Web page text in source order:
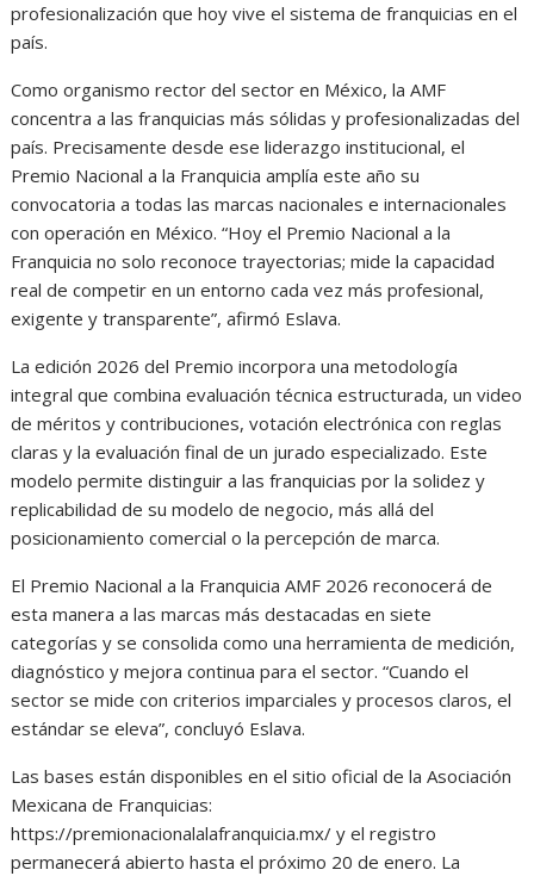
profesionalización que hoy vive el sistema de franquicias en el
país.
Como organismo rector del sector en México, la AMF
concentra a las franquicias más sólidas y profesionalizadas del
país. Precisamente desde ese liderazgo institucional, el
Premio Nacional a la Franquicia amplía este año su
convocatoria a todas las marcas nacionales e internacionales
con operación en México. “Hoy el Premio Nacional a la
Franquicia no solo reconoce trayectorias; mide la capacidad
real de competir en un entorno cada vez más profesional,
exigente y transparente”, afirmó Eslava.
La edición 2026 del Premio incorpora una metodología
integral que combina evaluación técnica estructurada, un video
de méritos y contribuciones, votación electrónica con reglas
claras y la evaluación final de un jurado especializado. Este
modelo permite distinguir a las franquicias por la solidez y
replicabilidad de su modelo de negocio, más allá del
posicionamiento comercial o la percepción de marca.
El Premio Nacional a la Franquicia AMF 2026 reconocerá de
esta manera a las marcas más destacadas en siete
categorías y se consolida como una herramienta de medición,
diagnóstico y mejora continua para el sector. “Cuando el
sector se mide con criterios imparciales y procesos claros, el
estándar se eleva”, concluyó Eslava.
Las bases están disponibles en el sitio oficial de la Asociación
Mexicana de Franquicias:
https://premionacionalalafranquicia.mx/ y el registro
permanecerá abierto hasta el próximo 20 de enero. La